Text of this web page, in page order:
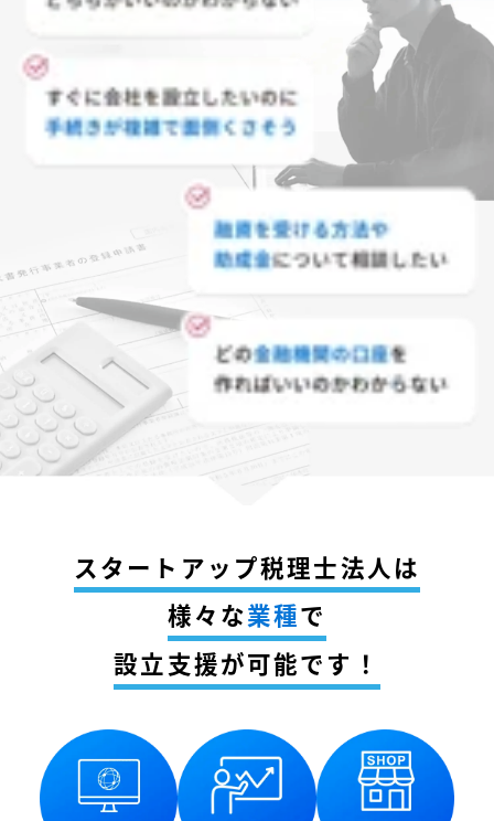
スタートアップ税理士法人は
様々な業種で
設立支援が可能です！